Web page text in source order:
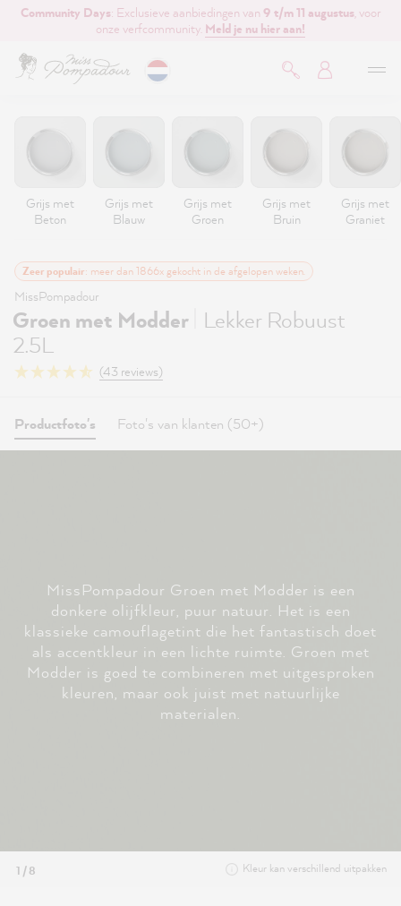
hoofdinhoud
Community Days: Exclusieve aanbiedingen van 9 t/m 11 augustus , voor
onze verfcommunity. Meld je nu hier aan!
Grijs met
Beton
Grijs met
Blauw
Grijs met
Groen
Grijs met
Bruin
Grijs met
Graniet
Zeer populair: meer dan 1866x gekocht in de afgelopen weken.
MissPompadour
Groen met Modder Lekker Robuust
2.5L
(43 reviews)
Productfoto's Foto's van klanten (50+)
MissPompadour Groen met Modder is een
donkere olijfkleur, puur natuur. Het is een
klassieke camouflagetint die het fantastisch doet
als accentkleur in een lichte ruimte. Groen met
Modder is goed te combineren met uitgesproken
kleuren, maar ook juist met natuurlijke
materialen.
1 / 8 Kleur kan verschillend uitpakken